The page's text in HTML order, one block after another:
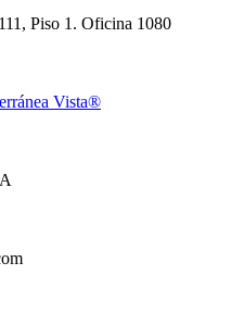
Piso 1. Oficina 1080
Vista®